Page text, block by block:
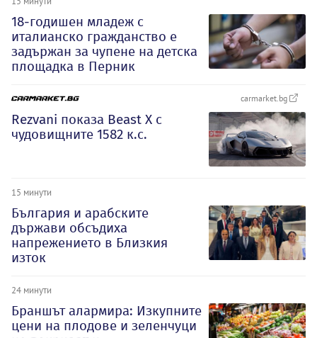
18-годишен младеж с
италианско гражданство е
задържан за чупене на детска
площадка в Перник
carmarket.bg
Rezvani показа Beast X с
чудовищните 1582 к.с.
15 минути
България и арабските
държави обсъдиха
напрежението в Близкия
изток
24 минути
Браншът алармира: Изкупните
цени на плодове и зеленчуци